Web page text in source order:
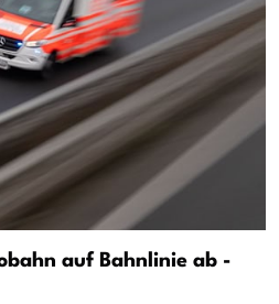
auf Bahnlinie ab -